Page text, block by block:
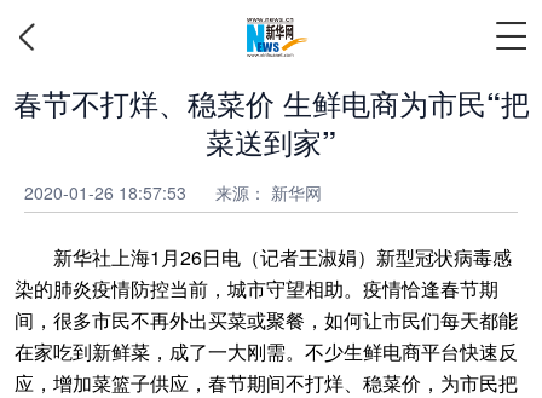
春节不打烊、稳菜价 生鲜电商为市民“把
菜送到家”
2020-01-26 18:57:53 来源： 新华网
新华社上海1月26日电（记者王淑娟）新型冠状病毒感
染的肺炎疫情防控当前，城市守望相助。疫情恰逢春节期
间，很多市民不再外出买菜或聚餐，如何让市民们每天都能
在家吃到新鲜菜，成了一大刚需。不少生鲜电商平台快速反
应，增加菜篮子供应，春节期间不打烊、稳菜价，为市民把